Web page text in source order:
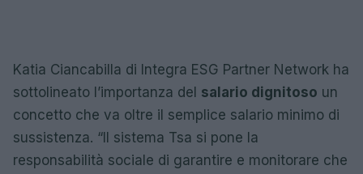
Katia Ciancabilla di Integra ESG Partner Network ha
sottolineato l’importanza del salario dignitoso un
concetto che va oltre il semplice salario minimo di
sussistenza. “Il sistema Tsa si pone la
responsabilità sociale di garantire e monitorare che